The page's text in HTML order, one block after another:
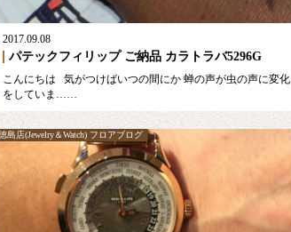
2017.09.08
パテックフィリップ ご納品 カラトラバ5296G
こんにちは 気がつけばいつの間にか 蝉の声が虫の声に変化
をしていま……
島店(Jewelry＆Watch) フロアブログ